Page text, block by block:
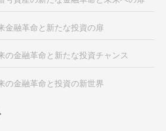
金融革命と新たな投資の扉
の金融革命と新たな投資チャンス
の金融革命と投資の新世界